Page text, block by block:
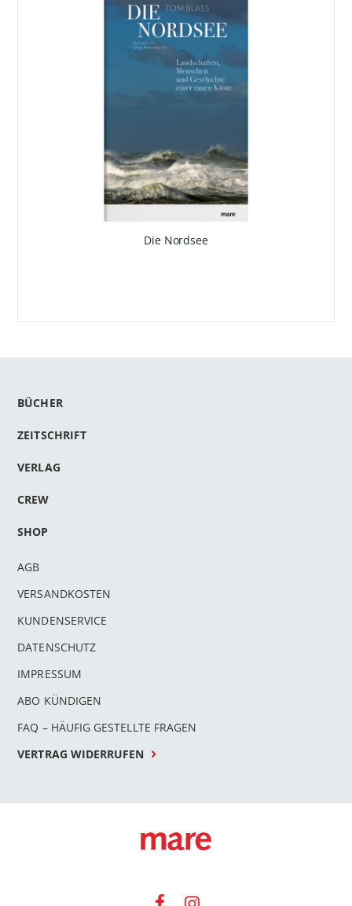
Die Nordsee
BÜCHER
ZEITSCHRIFT
VERLAG
CREW
SHOP
AGB
VERSANDKOSTEN
KUNDENSERVICE
DATENSCHUTZ
IMPRESSUM
ABO KÜNDIGEN
FAQ – HÄUFIG GESTELLTE FRAGEN
VERTRAG WIDERRUFEN